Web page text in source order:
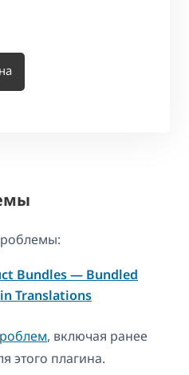
Bundles — Bundled
Translations
, включая ранее
этого плагина.